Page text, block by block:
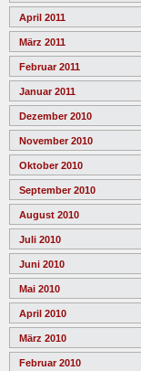
April 2011
März 2011
Februar 2011
Januar 2011
Dezember 2010
November 2010
Oktober 2010
September 2010
August 2010
Juli 2010
Juni 2010
Mai 2010
April 2010
März 2010
Februar 2010